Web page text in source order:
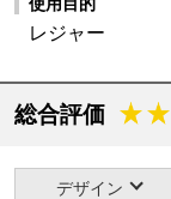
レジャー
総合評価
デザイン